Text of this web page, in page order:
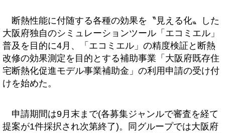
断熱性能に付随する各種の効果を〝見える化〟した
大阪府独自のシミュレーションツール「エコミエル」
普及を目的に4月、「エコミエル」の精度検証と断熱
改修の効果測定を目的とする補助事業「大阪府既存住
宅断熱化促進モデル事業補助金」の利用申請の受け付
けを始めた。
申請期間は9月末まで(各募集ジャンルで審査を経て
提案が1件採択され次第終了)。同グループでは大阪府